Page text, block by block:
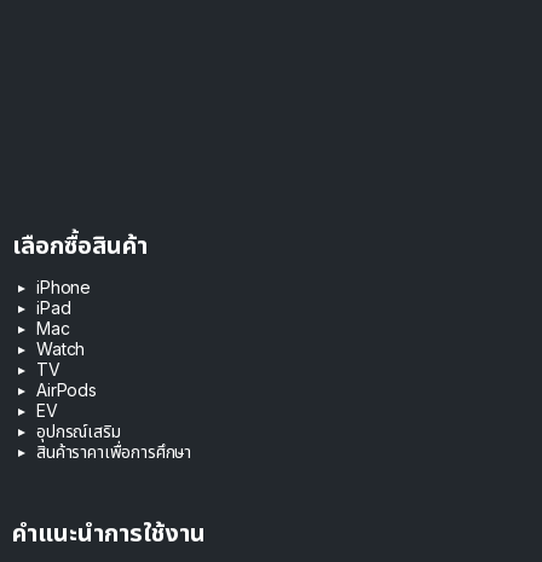
เลือกซื้อสินค้า
iPhone
iPad
Mac
Watch
TV
AirPods
EV
อุปกรณ์เสริม
สินค้าราคาเพื่อการศึกษา
คำแนะนำการใช้งาน